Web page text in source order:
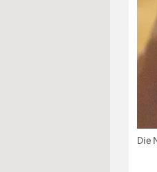
Die